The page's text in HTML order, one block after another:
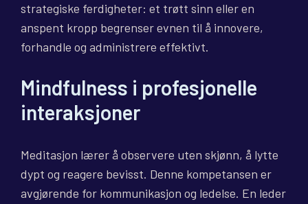
strategiske ferdigheter: et trøtt sinn eller en
anspent kropp begrenser evnen til å innovere,
forhandle og administrere effektivt.
Mindfulness i profesjonelle
interaksjoner
Meditasjon lærer å observere uten skjønn, å lytte
dypt og reagere bevisst. Denne kompetansen er
avgjørende for kommunikasjon og ledelse. En leder